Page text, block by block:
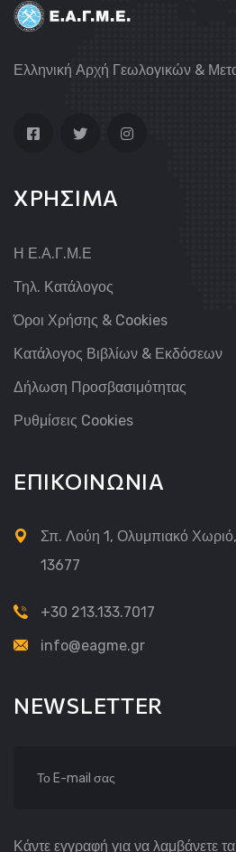
Ελληνική Αρχή Γεωλογικών &
ΧΡΗΣΙΜΑ
Η Ε.Α.Γ.Μ.Ε
Τηλ. Κατάλογος
Όροι Χρήσης & Cookies
Κατάλογος Βιβλίων & Εκδόσεων
Δήλωση Προσβασιμότητας
Ρυθμίσεις Cookies
ΕΠΙΚΟΙΝΩΝΙΑ
Σπ. Λούη 1, Ολυμπιακό Χωριό,
13677
+30 213.133.7017
info@eagme.gr
NEWSLETTER
Κάντε εγγραφή για να λαμβάνετε